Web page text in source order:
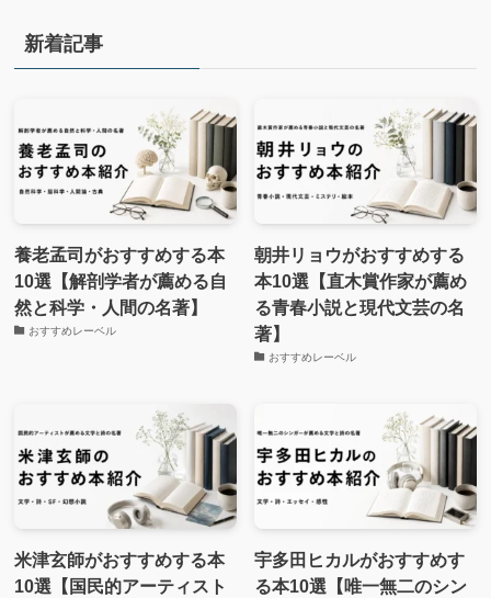
新着記事
養老孟司がおすすめする本
10選【解剖学者が薦める自
然と科学・人間の名著】
おすすめレーベル
朝井リョウがおすすめする
本10選【直木賞作家が薦め
る青春小説と現代文芸の名
著】
おすすめレーベル
米津玄師がおすすめする本
10選【国民的アーティスト
宇多田ヒカルがおすすめす
る本10選【唯一無二のシン